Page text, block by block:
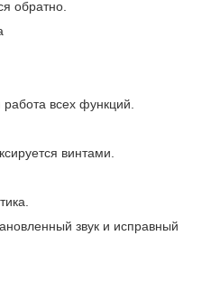
обратно.
работа всех функций.
винтами.
звук и исправный